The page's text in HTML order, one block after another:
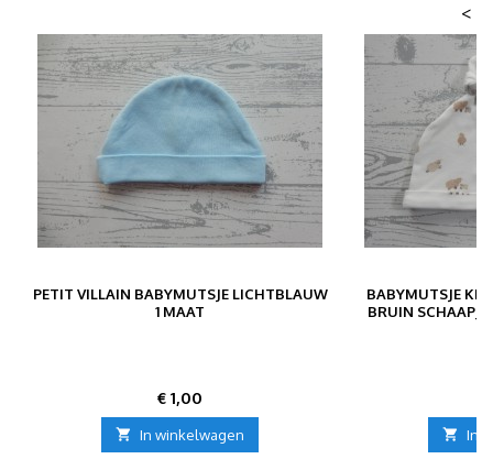
<
PETIT VILLAIN BABYMUTSJE LICHTBLAUW
1 MAAT
Prijs
€ 1,00
 In winkelwagen
BABYMUTSJE
BRUIN
 In